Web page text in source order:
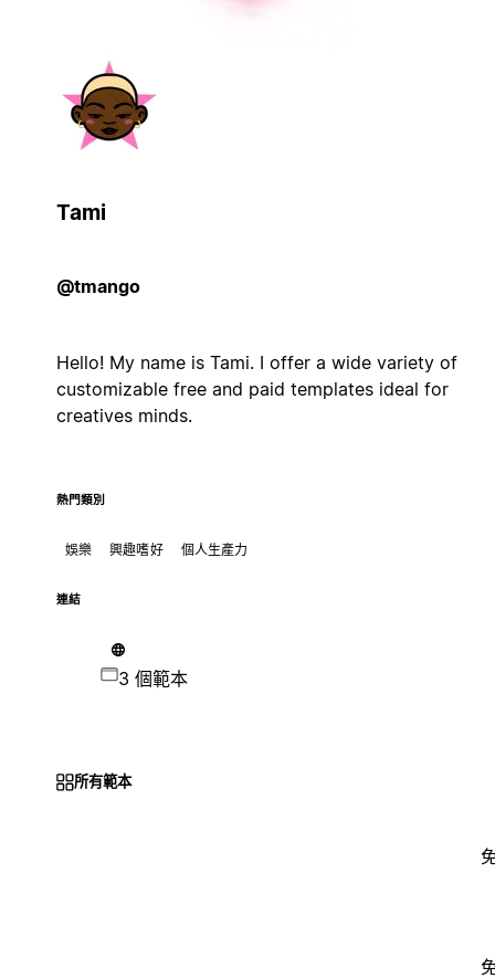
Tami
@tmango
Hello! My name is Tami. I offer a wide variety of
customizable free and paid templates ideal for
creatives minds.
熱門類別
娛樂 興趣嗜好 個人生產力
連結
3 個範本
所有範本